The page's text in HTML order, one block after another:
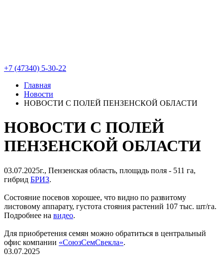
+7 (47340) 5-30-22
Главная
Новости
НОВОСТИ С ПОЛЕЙ ПЕНЗЕНСКОЙ ОБЛАСТИ
НОВОСТИ С ПОЛЕЙ
ПЕНЗЕНСКОЙ ОБЛАСТИ
03.07.2025г., Пензенская область, площадь поля - 511 га,
гибрид БРИЗ.
Состояние посевов хорошее, что видно по развитому
листовому аппарату, густота стояния растений 107 тыс. шт/га.
Подробнее на видео.
Для приобретения семян можно обратиться в центральный
офис компании «СоюзСемСвекла».
03.07.2025